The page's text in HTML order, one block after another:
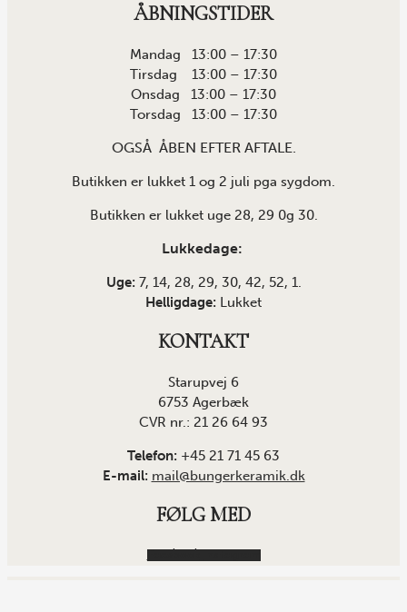
ÅBNINGSTIDER
Mandag 13:00 – 17:30
Tirsdag 13:00 – 17:30
Onsdag 13:00 – 17:30
Torsdag 13:00 – 17:30
OGSÅ ÅBEN EFTER AFTALE.
Butikken er lukket 1 og 2 juli pga sygdom.
Butikken er lukket uge 28, 29 0g 30.
Lukkedage:
Uge: 7, 14, 28, 29, 30, 42, 52, 1.
Helligdage: Lukket
KONTAKT
Starupvej 6
6753 Agerbæk
CVR nr.: 21 26 64 93
Telefon: +45 21 71 45 63
E-mail: mail@bungerkeramik.dk
FØLG MED